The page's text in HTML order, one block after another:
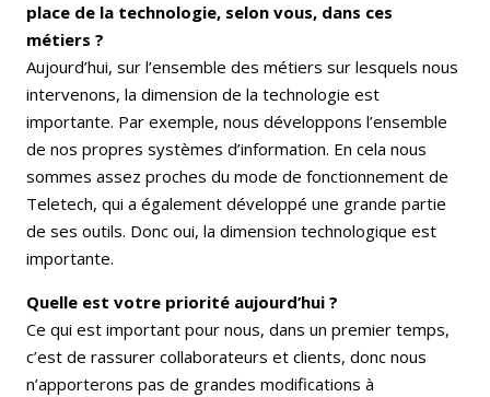
place de la technologie, selon vous, dans ces
métiers ?
Aujourd’hui, sur l’ensemble des métiers sur lesquels nous
intervenons, la dimension de la technologie est
importante. Par exemple, nous développons l’ensemble
de nos propres systèmes d’information. En cela nous
sommes assez proches du mode de fonctionnement de
Teletech, qui a également développé une grande partie
de ses outils. Donc oui, la dimension technologique est
importante.
Quelle est votre priorité aujourd’hui ?
Ce qui est important pour nous, dans un premier temps,
c’est de rassurer collaborateurs et clients, donc nous
n’apporterons pas de grandes modifications à